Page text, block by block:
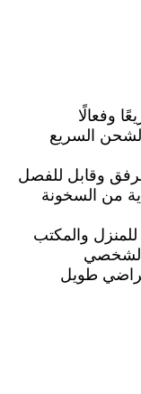
السريع
وقابل للفصل
من السخونة
والمكتب
الشخصي
طويل